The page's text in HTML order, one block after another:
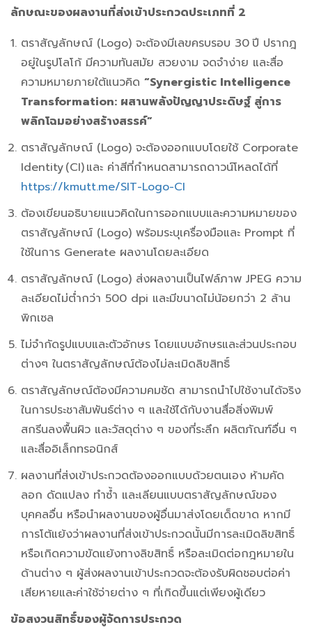
ลักษณะของผลงานที่ส่งเข้าประกวดประเภทที่ 2
ตราสัญลักษณ์ (Logo) จะต้องมีเลขครบรอบ 30ปี ปรากฎ
อยู่ในรูปโลโก้ มีความทันสมัย สวยงาม จดจำง่าย และสื่อ
ความหมายภายใต้แนวคิด “Synergistic Intelligence
Transformation: ผสานพลังปัญญาประดิษฐ์ สู่การ
พลิกโฉมอย่างสร้างสรรค์”
ตราสัญลักษณ์ (Logo) จะต้องออกแบบโดยใช้ Corporate
Identity (CI) และ ค่าสีที่กำหนดสามารถดาวน์โหลดได้ที่
https://kmutt.me/SIT-Logo-CI
ต้องเขียนอธิบายแนวคิดในการออกแบบและความหมายของ
ตราสัญลักษณ์ (Logo) พร้อมระบุเครื่องมือและ Prompt ที่
ใช้ในการ Generate ผลงานโดยละเอียด
ตราสัญลักษณ์ (Logo) ส่งผลงานเป็นไฟล์ภาพ JPEG ความ
ละเอียดไม่ต่ำกว่า 500 dpi และมีขนาดไม่น้อยกว่า 2 ล้าน
พิกเซล
ไม่จํากัดรูปแบบและตัวอักษร โดยแบบอักษรและส่วนประกอบ
ต่างๆ ในตราสัญลักษณ์ต้องไม่ละเมิดลิขสิทธิ์
ตราสัญลักษณ์ต้องมีความคมชัด สามารถนําไปใช้งานได้จริง
ในการประชาสัมพันธ์ต่าง ๆ และใช้ได้กับงานสื่อสิ่งพิมพ์
สกรีนลงพื้นผิว และวัสดุต่าง ๆ ของที่ระลึก ผลิตภัณฑ์อื่น ๆ
และสื่ออิเล็กทรอนิกส์
ผลงานที่ส่งเข้าประกวดต้องออกแบบด้วยตนเอง ห้ามคัด
ลอก ดัดแปลง ทําซ้ำ และเลียนแบบตราสัญลักษณ์ของ
บุคคลอื่น หรือนําผลงานของผู้อื่นมาส่งโดยเด็ดขาด หากมี
การโต้แย้งว่าผลงานที่ส่งเข้าประกวดนั้นมีการละเมิดลิขสิทธิ์
หรือเกิดความขัดแย้งทางลิขสิทธิ์ หรือละเมิดต่อกฎหมายใน
ด้านต่าง ๆ ผู้ส่งผลงานเข้าประกวดจะต้องรับผิดชอบต่อค่า
เสียหายและค่าใช้จ่ายต่าง ๆ ที่เกิดขึ้นแต่เพียงผู้เดียว
ข้อสงวนสิทธิ์ของผู้จัดการประกวด